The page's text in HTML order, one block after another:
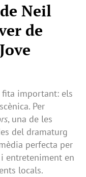
Neil
de
fita important: els
Per
, una de les
del dramaturg
perfecta per
entreteniment en
locals.